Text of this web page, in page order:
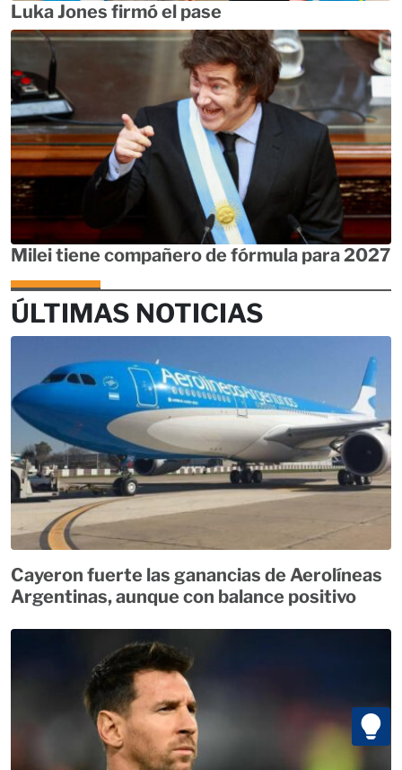
Luka Jones firmó el pase
Milei tiene compañero de fórmula para 2027
ÚLTIMAS NOTICIAS
Cayeron fuerte las ganancias de Aerolíneas
Argentinas, aunque con balance positivo